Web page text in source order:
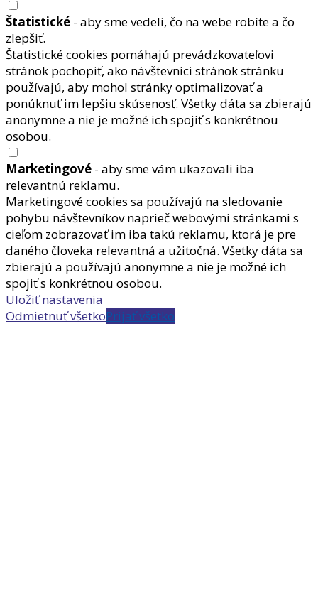
Štatistické - aby sme vedeli, čo na webe robíte a čo
zlepšiť.
Štatistické cookies pomáhajú prevádzkovateľovi
stránok pochopiť, ako návštevníci stránok stránku
používajú, aby mohol stránky optimalizovať a
ponúknuť im lepšiu skúsenosť. Všetky dáta sa zbierajú
anonymne a nie je možné ich spojiť s konkrétnou
osobou.
Marketingové - aby sme vám ukazovali iba
relevantnú reklamu.
Marketingové cookies sa používajú na sledovanie
pohybu návštevníkov naprieč webovými stránkami s
cieľom zobrazovať im iba takú reklamu, ktorá je pre
daného človeka relevantná a užitočná. Všetky dáta sa
zbierajú a používajú anonymne a nie je možné ich
spojiť s konkrétnou osobou.
Uložiť nastavenia
Odmietnuť všetkoPrijať všetko